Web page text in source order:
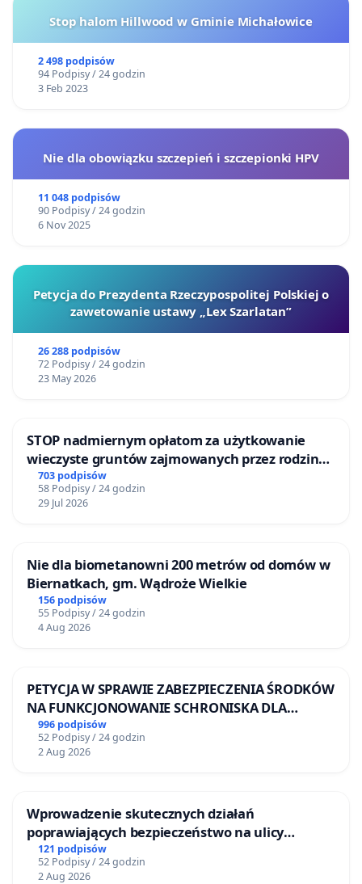
Stop halom Hillwood w Gminie Michałowice
2 498 podpisów
94 Podpisy / 24 godzin
3 Feb 2023
Nie dla obowiązku szczepień i szczepionki HPV
11 048 podpisów
90 Podpisy / 24 godzin
6 Nov 2025
Petycja do Prezydenta Rzeczypospolitej Polskiej o
zawetowanie ustawy „Lex Szarlatan”
26 288 podpisów
72 Podpisy / 24 godzin
23 May 2026
STOP nadmiernym opłatom za użytkowanie
wieczyste gruntów zajmowanych przez rodzinne
ogrody działkowe.
703 podpisów
58 Podpisy / 24 godzin
29 Jul 2026
Nie dla biometanowni 200 metrów od domów w
Biernatkach, gm. Wądroże Wielkie
156 podpisów
55 Podpisy / 24 godzin
4 Aug 2026
PETYCJA W SPRAWIE ZABEZPIECZENIA ŚRODKÓW
NA FUNKCJONOWANIE SCHRONISKA DLA
BEZDOMNYCH ZWIERZĄT W SKARYSZEWIE
996 podpisów
52 Podpisy / 24 godzin
2 Aug 2026
Wprowadzenie skutecznych działań
poprawiających bezpieczeństwo na ulicy
Żeromskiego w Otwocku
121 podpisów
52 Podpisy / 24 godzin
2 Aug 2026